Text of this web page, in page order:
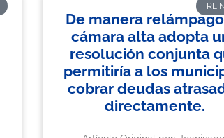
RE
De manera
cámara alta adopta
resolución conjunta
permitiría a los
cobrar deudas
directamente.